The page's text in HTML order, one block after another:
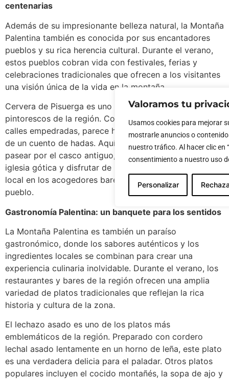
Valoramos tu
Usamos cookies para mejorar
mostrarle anuncios o
nuestro tráfico. Al hacer clic en
consentimiento a nuestro uso
Personalizar
centenarias
Además de su impresionante belleza natural, la Montaña
Palentina también es conocida por sus encantadores
pueblos y su rica herencia cultural. Durante el verano,
estos pueblos cobran vida con festivales, ferias y
celebraciones tradicionales que ofrecen a los visitantes
una visión única de la vida en la montaña.
Cervera de Pisuerga es uno de los pueblos más
pintorescos de la región. Con sus casas de piedra y sus
calles empedradas, parece haber salido directamente
de un cuento de hadas. Aquí, los visitantes pueden
pasear por el casco antiguo, visitar la impresionante
iglesia gótica y disfrutar de la deliciosa gastronomía
local en los acogedores bares y restaurantes del
pueblo.
Gastronomía Palentina: un banquete para los sentidos
La Montaña Palentina es también un paraíso
gastronómico, donde los sabores auténticos y los
ingredientes locales se combinan para crear una
experiencia culinaria inolvidable. Durante el verano, los
restaurantes y bares de la región ofrecen una amplia
variedad de platos tradicionales que reflejan la rica
historia y cultura de la zona.
El lechazo asado es uno de los platos más
emblemáticos de la región. Preparado con cordero
lechal asado lentamente en un horno de leña, este plato
es una verdadera delicia para el paladar. Otros platos
populares incluyen el cocido montañés, la sopa de ajo y